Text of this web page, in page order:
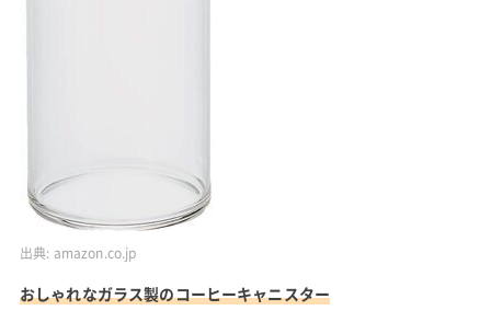
出典: amazon.co.jp
おしゃれなガラス製のコーヒーキャニスター